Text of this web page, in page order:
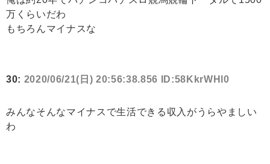
万くらいだわ
もちろんマイナスな
30: 2020/06/21(日) 20:56:38.856 ID:58KkrWHl0
みんなそんなマイナスで生活できる収入がうらやましい
わ